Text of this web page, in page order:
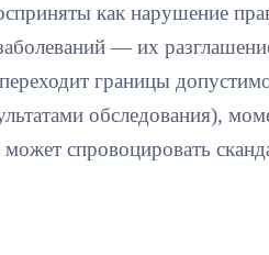
как нарушение
— их
границы
обследования),
может спровоцировать